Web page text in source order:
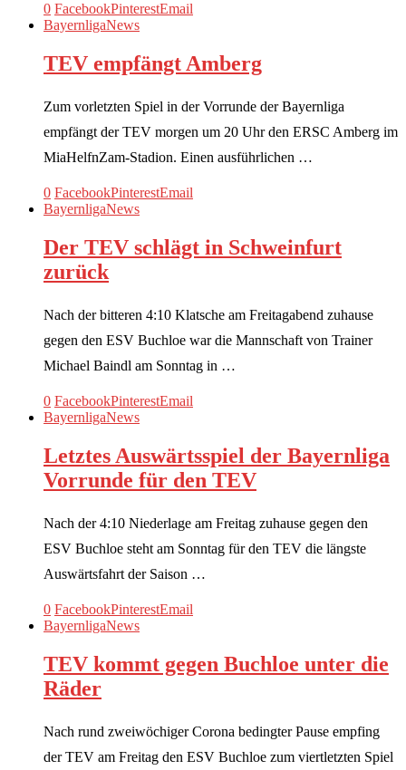
0 FacebookPinterestEmail
BayernligaNews
TEV empfängt Amberg
Zum vorletzten Spiel in der Vorrunde der Bayernliga
empfängt der TEV morgen um 20 Uhr den ERSC Amberg im
MiaHelfnZam-Stadion. Einen ausführlichen …
0 FacebookPinterestEmail
BayernligaNews
Der TEV schlägt in Schweinfurt
zurück
Nach der bitteren 4:10 Klatsche am Freitagabend zuhause
gegen den ESV Buchloe war die Mannschaft von Trainer
Michael Baindl am Sonntag in …
0 FacebookPinterestEmail
BayernligaNews
Letztes Auswärtsspiel der Bayernliga
Vorrunde für den TEV
Nach der 4:10 Niederlage am Freitag zuhause gegen den
ESV Buchloe steht am Sonntag für den TEV die längste
Auswärtsfahrt der Saison …
0 FacebookPinterestEmail
BayernligaNews
TEV kommt gegen Buchloe unter die
Räder
Nach rund zweiwöchiger Corona bedingter Pause empfing
der TEV am Freitag den ESV Buchloe zum viertletzten Spiel